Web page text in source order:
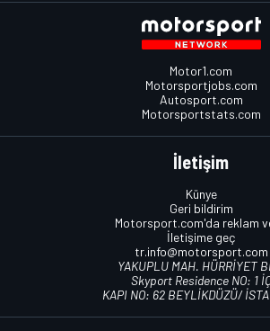
Motor1.com
Motorsportjobs.com
Autosport.com
Motorsportstats.com
İletişim
Künye
Geri bildirim
Motorsport.com'da reklam
İletişime geç
tr.info@motorsport.com
YAKUPLU MAH. HÜRRİYET
Skyport Residence NO: 1
KAPI NO: 62 BEYLİKDÜZÜ/